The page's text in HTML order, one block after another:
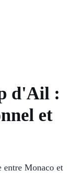
d'Ail :
et
entre Monaco et